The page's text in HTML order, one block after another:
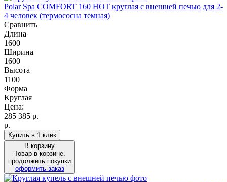
Polar Spa COMFORT 160 HOT круглая с внешней печью для 2-
4 человек (термососна темная)
Сравнить
Длина
1600
Ширина
1600
Высота
1100
Форма
Круглая
Цена:
285 385 р.
р.
Купить в 1 клик
В корзину
Товар в корзине.
продолжить покупки
оформить заказ